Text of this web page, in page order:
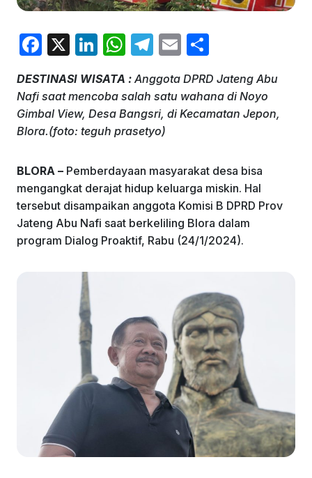
F
c
e
b
o
k
X
Li
k
e
dI
W
at
s
A
p
T
e
gr
a
E
ai
l
ar
e
DESTINASI WISATA : Anggota DPRD Jateng Abu
Nafi saat mencoba salah satu wahana di Noyo
Gimbal View, Desa Bangsri, di Kecamatan Jepon,
Blora.(foto: teguh prasetyo)
BLORA – Pemberdayaan masyarakat desa bisa
mengangkat derajat hidup keluarga miskin. Hal
tersebut disampaikan anggota Komisi B DPRD Prov
Jateng Abu Nafi saat berkeliling Blora dalam
program Dialog Proaktif, Rabu (24/1/2024).